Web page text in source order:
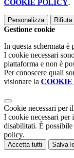
COOKIE POLICY.
Personalizza Rifiuta
Gestione cookie
In questa schermata è
I cookie necessari
piattaforma e non è
Per conoscere quali
visionare la
Cookie necessari per
I cookie necessari per
disabilitati. È
policy.
Accetta tutti Salva